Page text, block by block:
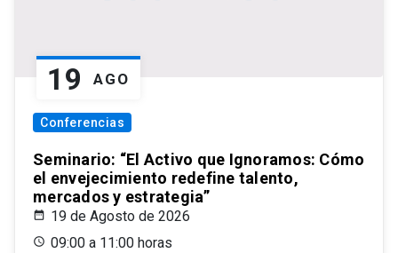
19 AGO
Conferencias
Seminario: “El Activo que Ignoramos: Cómo
el envejecimiento redefine talento,
mercados y estrategia”
19 de Agosto de 2026
09:00 a 11:00 horas